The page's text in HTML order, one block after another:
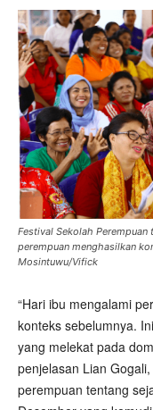
Festival Sekolah
perempuan menghasilkan
Mosintuwu/Vifick
“Hari ibu mengalami
konteks sebelumnya.
yang melekat pada
penjelasan Lian
perempuan tentang